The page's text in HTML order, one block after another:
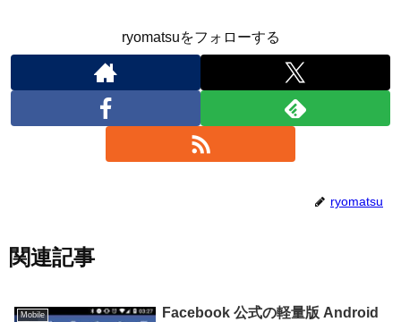
ryomatsuをフォローする
ryomatsu
関連記事
Mobile
Facebook 公式の軽量版 Android